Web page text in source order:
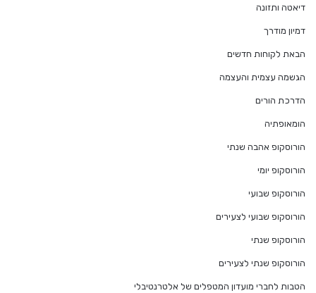
דיאטה ותזונה
דמיון מודרך
הבאת לקוחות חדשים
הגשמה עצמית והעצמה
הדרכת הורים
הומאופתיה
הורוסקופ אהבה שנתי
הורוסקופ יומי
הורוסקופ שבועי
הורוסקופ שבועי לצעירים
הורוסקופ שנתי
הורוסקופ שנתי לצעירים
הטבות לחברי מועדון המטפלים של אלטרנטיבלי